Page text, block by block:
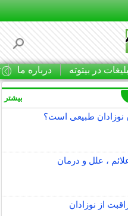
در بیتوته درباره ما
نوزادان طبیعی است؟
، علل و درمان
از نوزادان
بیشتر